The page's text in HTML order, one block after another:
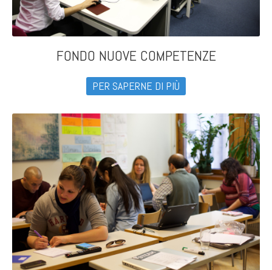
FONDO NUOVE COMPETENZE
PER SAPERNE DI PIÙ